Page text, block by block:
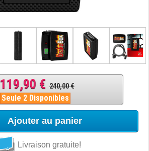
119,90 € 240,00 €
Seule 2 Disponibles
Ajouter au panier
Livraison gratuite!